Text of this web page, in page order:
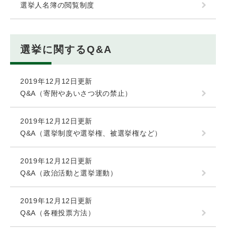
選挙人名簿の閲覧制度
選挙に関するQ&A
2019年12月12日更新
Q&A（寄附やあいさつ状の禁止）
2019年12月12日更新
Q&A（選挙制度や選挙権、被選挙権など）
2019年12月12日更新
Q&A（政治活動と選挙運動）
2019年12月12日更新
Q&A（各種投票方法）